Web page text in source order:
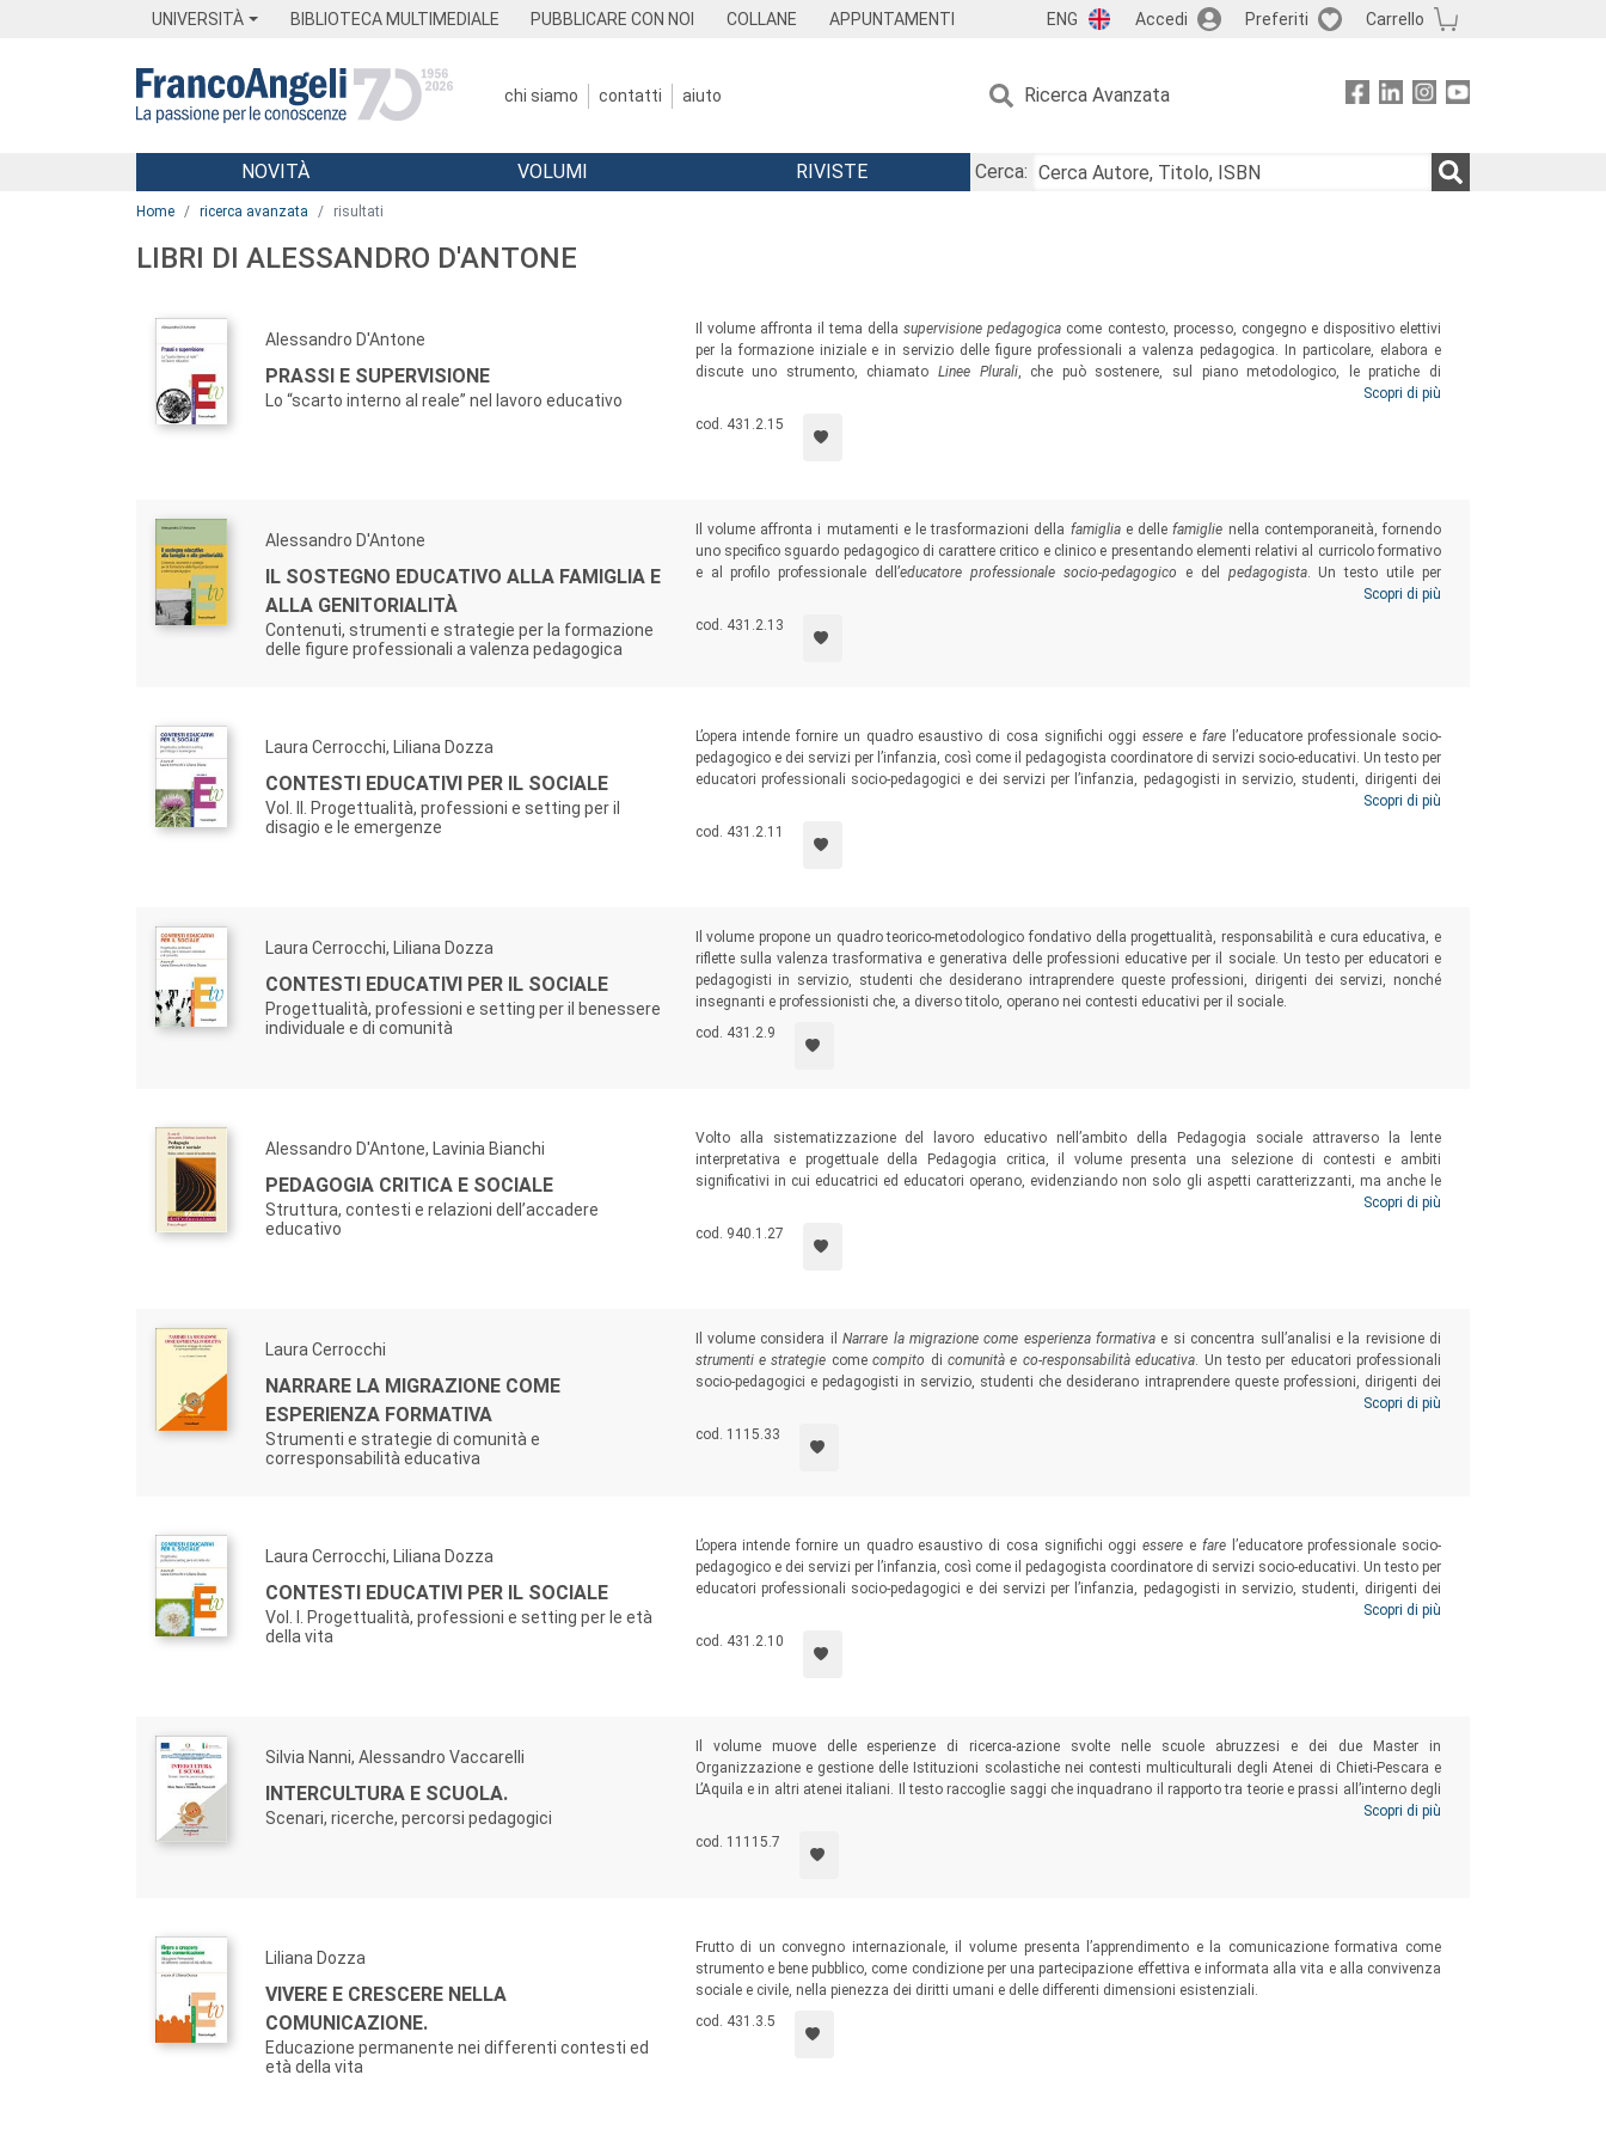
UNIVERSITÀ BIBLIOTECA MULTIMEDIALE PUBBLICARE CON NOI COLLANE APPUNTAMENTI ENG Accedi Preferiti Carrello
chi siamo contatti aiuto Ricerca Avanzata
Menu
NOVITÀ VOLUMI RIVISTE
Cerca:
Home ricerca avanzata risultati
LIBRI DI ALESSANDRO D'ANTONE
Alessandro D'Antone
PRASSI E SUPERVISIONE
Lo “scarto interno al reale” nel lavoro educativo
Il volume affronta il tema dellasupervisione pedagogica come contesto, processo, congegno e dispositivo elettivi
per la formazione iniziale e in servizio delle figure professionali a valenza pedagogica. In particolare, elabora e
discute uno strumento, chiamatoLinee Plurali, che può sostenere, sul piano metodologico, le pratiche di
supervisione pedagogica lungo le direttrici della contraddizione, della temporalità plurale/differenziale e dell’analisi
critica, gruppale e attiva delle scritture e delle narrazioni professionali.
Scopri di più
cod. 431.2.15
Alessandro D'Antone
IL SOSTEGNO EDUCATIVO ALLA FAMIGLIA E
ALLA GENITORIALITÀ
Contenuti, strumenti e strategie per la formazione
delle figure professionali a valenza pedagogica
Il volume affronta i mutamenti e le trasformazioni della famiglia e dellefamiglie nella contemporaneità, fornendo
uno specifico sguardo pedagogico di carattere critico e clinico e presentando elementi relativi al curricolo formativo
e al profilo professionale dell’educatore professionale socio-pedagogico e del pedagogista. Un testo utile per
educatori professionali socio-pedagogici, pedagogisti e figure di coordinamento, ma anche educatori del nido e dei
servizi per l’infanzia, insegnanti e dirigenti, studenti, nonché professionisti che, a diverso titolo, operano in diversi
contesti educativi per il sociale.
Scopri di più
cod. 431.2.13
Laura Cerrocchi, Liliana Dozza
CONTESTI EDUCATIVI PER IL SOCIALE
Vol. II. Progettualità, professioni e setting per il
disagio e le emergenze
L’opera intende fornire un quadro esaustivo di cosa significhi oggiessere e fare l’educatore professionale socio-
pedagogico e dei servizi per l’infanzia, così come il pedagogista coordinatore di servizi socio-educativi. Un testo per
educatori professionali socio-pedagogici e dei servizi per l’infanzia, pedagogisti in servizio, studenti, dirigenti dei
servizi, insegnanti e professionisti che, a diverso titolo, operano nei contesti educativi per il sociale, dunque anche
nei servizi culturali e lavorativi, psicologici e della mediazione rivolti a persone di differenti età e condizioni di vita.
Scopri di più
cod. 431.2.11
Laura Cerrocchi, Liliana Dozza
CONTESTI EDUCATIVI PER IL SOCIALE
Progettualità, professioni e setting per il benessere
individuale e di comunità
Il volume propone un quadro teorico-metodologico fondativo della progettualità, responsabilità e cura educativa, e
riflette sulla valenza trasformativa e generativa delle professioni educative per il sociale. Un testo per educatori e
pedagogisti in servizio, studenti che desiderano intraprendere queste professioni, dirigenti dei servizi, nonché
insegnanti e professionisti che, a diverso titolo, operano nei contesti educativi per il sociale.
cod. 431.2.9
Alessandro D'Antone, Lavinia Bianchi
PEDAGOGIA CRITICA E SOCIALE
Struttura, contesti e relazioni dell’accadere
educativo
Volto alla sistematizzazione del lavoro educativo nell’ambito della Pedagogia sociale attraverso la lente
interpretativa e progettuale della Pedagogia critica, il volume presenta una selezione di contesti e ambiti
significativi in cui educatrici ed educatori operano, evidenziando non solo gli aspetti caratterizzanti, ma anche le
aree di maggior latenza e problematicità. Indicato per un uso manualistico (Scienze dell’Educazione, Scienze
pedagogiche, Scienze della formazione primaria), il testo risulta utile anche a professionisti dei Servizi sociali
territoriali, psicologi, mediatori linguistico-culturali, educatori e coordinatori pedagogici, consulenti e supervisori di
Scopri di più
cod. 940.1.27
Laura Cerrocchi
NARRARE LA MIGRAZIONE COME
ESPERIENZA FORMATIVA
Strumenti e strategie di comunità e
corresponsabilità educativa
Il volume considera ilNarrare la migrazione come esperienza formativa e si concentra sull’analisi e la revisione di
strumenti e strategie comecompito di comunità e co-responsabilità educativa. Un testo per educatori professionali
socio-pedagogici e pedagogisti in servizio, studenti che desiderano intraprendere queste professioni, dirigenti dei
servizi, nonché insegnanti e professionisti che, a diverso titolo, operano nei contesti educativi per il sociale, dunque
anche nei servizi culturali e lavorativi, psicologici e della mediazione fortemente contrassegnati dal fenomeno
Scopri di più
cod. 1115.33
Laura Cerrocchi, Liliana Dozza
CONTESTI EDUCATIVI PER IL SOCIALE
Vol. I. Progettualità, professioni e setting per le età
della vita
L’opera intende fornire un quadro esaustivo di cosa significhi oggiessere e fare l’educatore professionale socio-
pedagogico e dei servizi per l’infanzia, così come il pedagogista coordinatore di servizi socio-educativi. Un testo per
educatori professionali socio-pedagogici e dei servizi per l’infanzia, pedagogisti in servizio, studenti, dirigenti dei
servizi, insegnanti e professionisti che, a diverso titolo, operano nei contesti educativi per il sociale, dunque anche
nei servizi culturali e lavorativi, psicologici e della mediazione rivolti a persone di differenti età e condizioni di vita.
Scopri di più
cod. 431.2.10
Silvia Nanni, Alessandro Vaccarelli
INTERCULTURA E SCUOLA.
Scenari, ricerche, percorsi pedagogici
Il volume muove delle esperienze di ricerca-azione svolte nelle scuole abruzzesi e dei due Master in
Organizzazione e gestione delle Istituzioni scolastiche nei contesti multiculturali degli Atenei di Chieti-Pescara e
L’Aquila e in altri atenei italiani. Il testo raccoglie saggi che inquadrano il rapporto tra teorie e prassi all’interno degli
scenari e dei contesti multiculturali, tentando di ricostruire alcuni aspetti di un dibattito pedagogico che ha
scommesso sulle idee di intercultura e di cittadinanza planetaria.
Scopri di più
cod. 11115.7
Liliana Dozza
VIVERE E CRESCERE NELLA
COMUNICAZIONE.
Educazione permanente nei differenti contesti ed
età della vita
Frutto di un convegno internazionale, il volume presenta l’apprendimento e la comunicazione formativa come
strumento e bene pubblico, come condizione per una partecipazione effettiva e informata alla vita e alla convivenza
sociale e civile, nella pienezza dei diritti umani e delle differenti dimensioni esistenziali.
cod. 431.3.5